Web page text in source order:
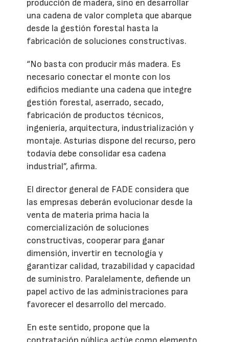
producción de madera, sino en desarrollar
una cadena de valor completa que abarque
desde la gestión forestal hasta la
fabricación de soluciones constructivas.
“No basta con producir más madera. Es
necesario conectar el monte con los
edificios mediante una cadena que integre
gestión forestal, aserrado, secado,
fabricación de productos técnicos,
ingeniería, arquitectura, industrialización y
montaje. Asturias dispone del recurso, pero
todavía debe consolidar esa cadena
industrial”, afirma.
El director general de FADE considera que
las empresas deberán evolucionar desde la
venta de materia prima hacia la
comercialización de soluciones
constructivas, cooperar para ganar
dimensión, invertir en tecnología y
garantizar calidad, trazabilidad y capacidad
de suministro. Paralelamente, defiende un
papel activo de las administraciones para
favorecer el desarrollo del mercado.
En este sentido, propone que la